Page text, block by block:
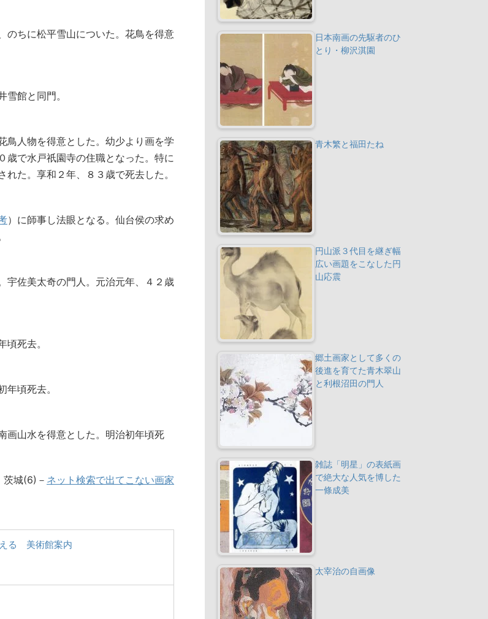
のちに松平雪山についた。花鳥を得意
館と同門。
鳥人物を得意とした。幼少より画を学
歳で水戸祇園寺の住職となった。特に
た。享和２年、８３歳で死去した。
）に師事し法眼となる。仙台侯の求め
宇佐美太奇の門人。元治元年、４２歳
死去。
年頃死去。
画山水を得意とした。明治初年頃死
茨城(6)－ ネット検索で出てこない画家
る 美術館案内
日本南画の先駆者のひ
とり・柳沢淇園
青木繁と福田たね
円山派３代目を継ぎ幅
広い画題をこなした円
山応震
郷土画家として多くの
後進を育てた青木翠山
と利根沼田の門人
雑誌「明星」の表紙画
で絶大な人気を博した
一條成美
太宰治の自画像